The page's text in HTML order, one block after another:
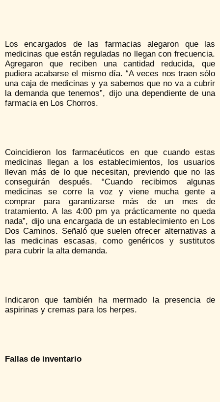
Los encargados de las farmacias alegaron que las
medicinas que están reguladas no llegan con frecuencia.
Agregaron que reciben una cantidad reducida, que
pudiera acabarse el mismo día. “A veces nos traen sólo
una caja de medicinas y ya sabemos que no va a cubrir
la demanda que tenemos”, dijo una dependiente de una
farmacia en Los Chorros.
Coincidieron los farmacéuticos en que cuando estas
medicinas llegan a los establecimientos, los usuarios
llevan más de lo que necesitan, previendo que no las
conseguirán después. “Cuando recibimos algunas
medicinas se corre la voz y viene mucha gente a
comprar para garantizarse más de un mes de
tratamiento. A las 4:00 pm ya prácticamente no queda
nada”, dijo una encargada de un establecimiento en Los
Dos Caminos. Señaló que suelen ofrecer alternativas a
las medicinas escasas, como genéricos y sustitutos
para cubrir la alta demanda.
Indicaron que también ha mermado la presencia de
aspirinas y cremas para los herpes.
Fallas de inventario